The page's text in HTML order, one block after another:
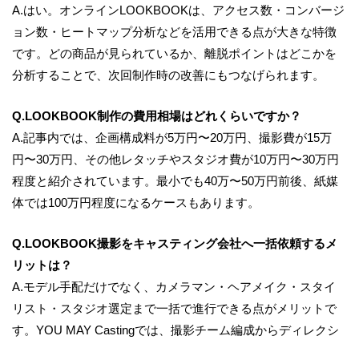
A.はい。オンラインLOOKBOOKは、アクセス数・コンバージ
ョン数・ヒートマップ分析などを活用できる点が大きな特徴
です。どの商品が見られているか、離脱ポイントはどこかを
分析することで、次回制作時の改善にもつなげられます。
Q.LOOKBOOK制作の費用相場はどれくらいですか？
A.記事内では、企画構成料が5万円〜20万円、撮影費が15万
円〜30万円、その他レタッチやスタジオ費が10万円〜30万円
程度と紹介されています。最小でも40万〜50万円前後、紙媒
体では100万円程度になるケースもあります。
Q.LOOKBOOK撮影をキャスティング会社へ一括依頼するメ
リットは？
A.モデル手配だけでなく、カメラマン・ヘアメイク・スタイ
リスト・スタジオ選定まで一括で進行できる点がメリットで
す。YOU MAY Castingでは、撮影チーム編成からディレクシ